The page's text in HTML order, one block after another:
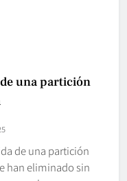
una partición
de una partición
han eliminado sin